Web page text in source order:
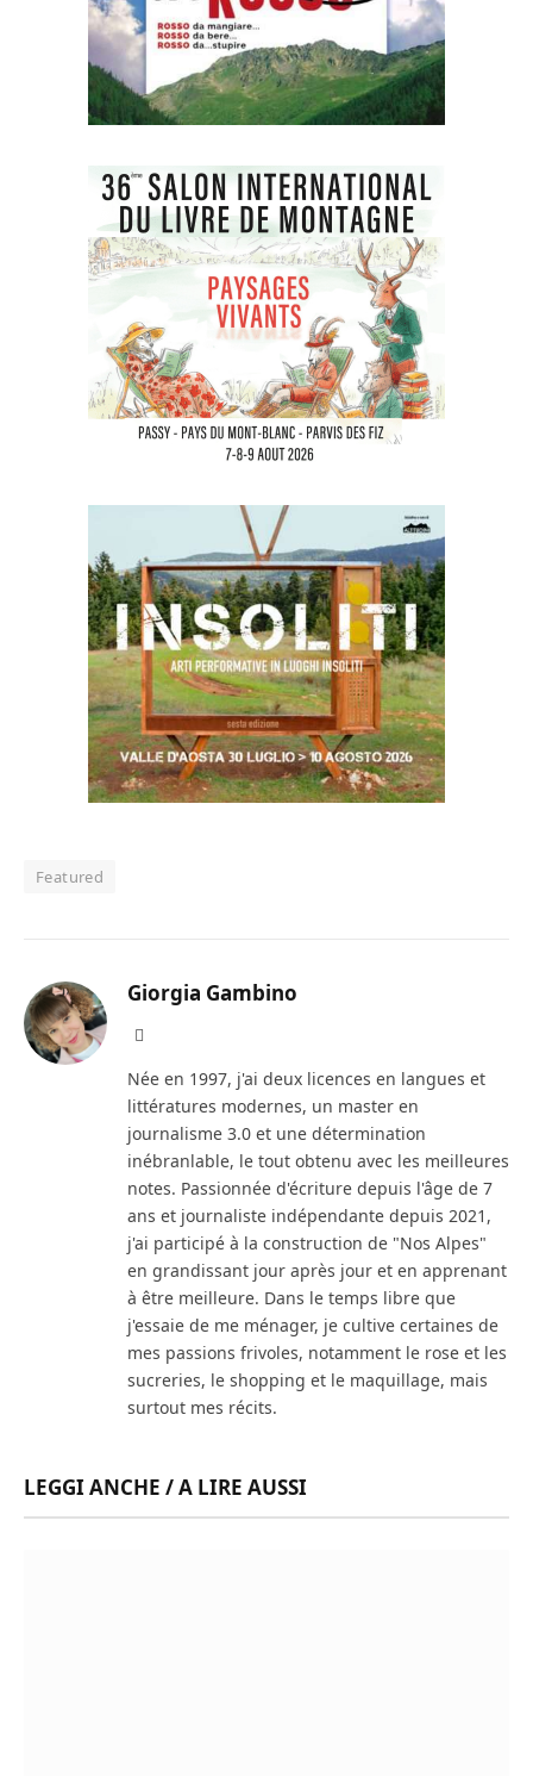
Featured
Giorgia Gambino
Née en 1997, j'ai deux licences en langues et
littératures modernes, un master en
journalisme 3.0 et une détermination
inébranlable, le tout obtenu avec les meilleures
notes. Passionnée d'écriture depuis l'âge de 7
ans et journaliste indépendante depuis 2021,
j'ai participé à la construction de "Nos Alpes"
en grandissant jour après jour et en apprenant
à être meilleure. Dans le temps libre que
j'essaie de me ménager, je cultive certaines de
mes passions frivoles, notamment le rose et les
sucreries, le shopping et le maquillage, mais
surtout mes récits.
LEGGI ANCHE / A LIRE AUSSI